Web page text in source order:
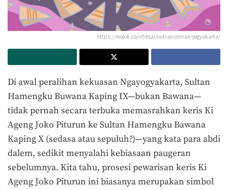
https://mojok.co/irf/esai/ontran-ontran-yogyakarta/
Di awal peralihan kekuasan Ngayogyakarta, Sultan
Hamengku Buwana Kaping IX—bukan Bawana—
tidak pernah secara terbuka memasrahkan keris Ki
Ageng Joko Piturun ke Sultan Hamengku Bawana
Kaping X (sedasa atau sepuluh?)—yang kata para abdi
dalem, sedikit menyalahi kebiasaan paugeran
sebelumnya. Kita tahu, prosesi pewarisan keris Ki
Ageng Joko Piturun ini biasanya merupakan simbol